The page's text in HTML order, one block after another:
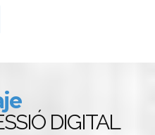
DIGITAL